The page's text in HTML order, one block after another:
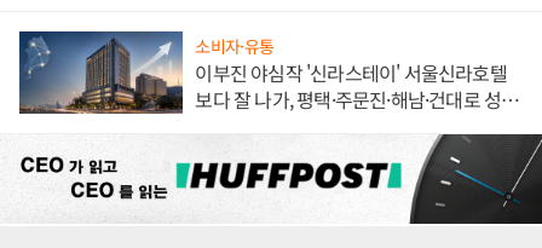
소비자·유통
이부진 야심작 '신라스테이' 서울신라호텔
보다 잘 나가, 평택·주문진·해남·건대로 성